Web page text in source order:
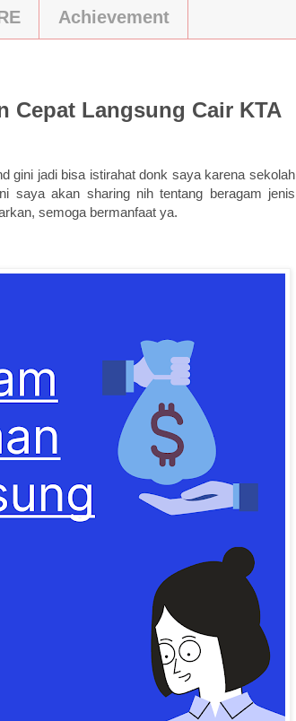
Achievement
Cepat Langsung Cair KTA
gini jadi bisa istirahat donk saya karena sekolah
saya akan sharing nih tentang beragam jenis
semoga bermanfaat ya.